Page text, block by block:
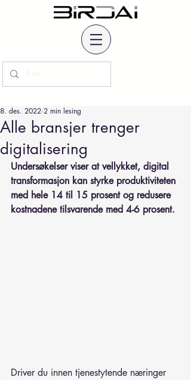
Alle bransjer trenger
digitalisering
8. des. 2022 2 min lesing
Undersøkelser viser at vellykket, digital
transformasjon kan styrke produktiviteten
med hele 14 til 15 prosent og redusere
kostnadene tilsvarende med 4-6 prosent.
Driver du innen tjenestytende næringer